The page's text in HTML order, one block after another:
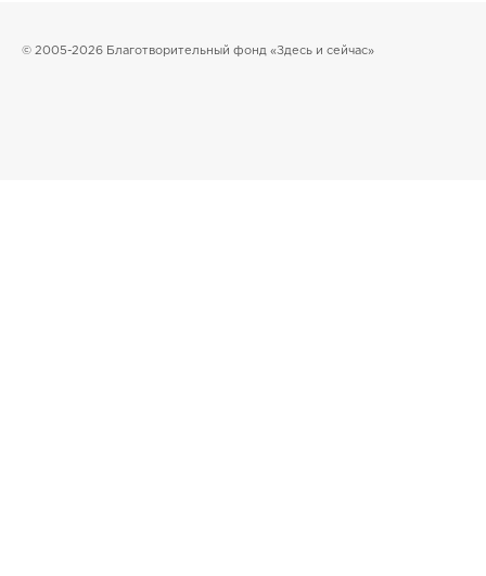
© 2005-2026 Благотворительный фонд «Здесь и сейчас»